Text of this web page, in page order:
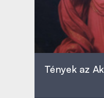
Tények az